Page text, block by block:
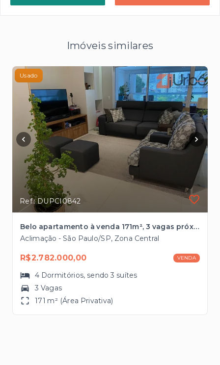
Imóveis similares
Usado
Ref.: DUPCI0842
Belo apartamento à venda 171m², 3 vagas próximo ao Parque da Aclimação
Aclimação - São Paulo/SP, Zona Central
R$2.782.000,00 VENDA
4 Dormitórios, sendo3 suítes
3 Vagas
171 m² (Área Privativa)